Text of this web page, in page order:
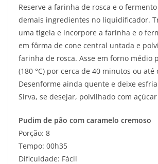
Reserve a farinha de rosca e o
demais ingredientes no liquidificador.
uma tigela e incorpore a farinha e o
em fôrma de cone central untada e
farinha de rosca. Asse em forno médio
(180 °C) por cerca de 40 minutos ou até
Desenforme ainda quente e deixe
Sirva, se desejar, polvilhado com
Pudim de pão com caramelo cremoso
Porção: 8
Tempo: 00h35
Dificuldade: Fácil